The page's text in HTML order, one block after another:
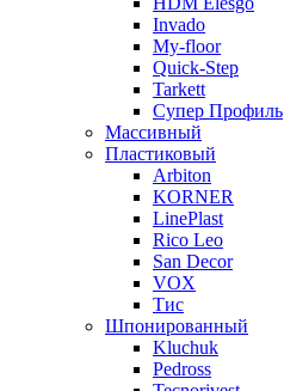
Invado
My-floor
Quick-Step
Tarkett
Супер Профиль
Массивный
Пластиковый
Arbiton
KORNER
LinePlast
Rico Leo
San Decor
VOX
Тис
Шпонированный
Kluchuk
Pedross